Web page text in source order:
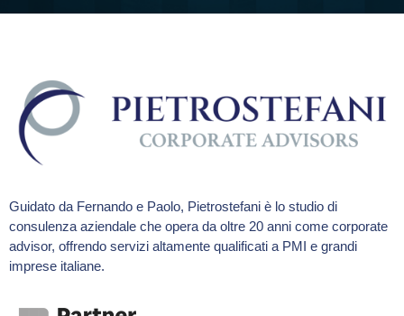
Guidato da Fernando e Paolo, Pietrostefani è lo studio di
consulenza aziendale che opera da oltre 20 anni come corporate
advisor, offrendo servizi altamente qualificati a PMI e grandi
imprese italiane.